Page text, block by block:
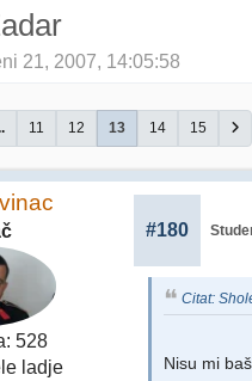
21, 2007, 14:05:58
11 12 13 14 15
528
ladje
#180
Citat:
Nisu mi